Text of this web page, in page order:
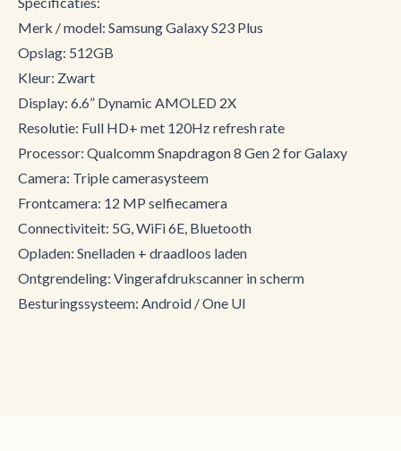
Merk / model: Samsung Galaxy S23 Plus
Opslag: 512GB
Kleur: Zwart
Display: 6.6” Dynamic AMOLED 2X
Resolutie: Full HD+ met 120Hz refresh rate
Processor: Qualcomm Snapdragon 8 Gen 2 for Galaxy
Camera: Triple camerasysteem
Frontcamera: 12 MP selfiecamera
Connectiviteit: 5G, WiFi 6E, Bluetooth
Opladen: Snelladen + draadloos laden
Ontgrendeling: Vingerafdrukscanner in scherm
Besturingssysteem: Android / One UI